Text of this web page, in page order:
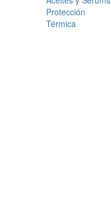
Protección
Térmica